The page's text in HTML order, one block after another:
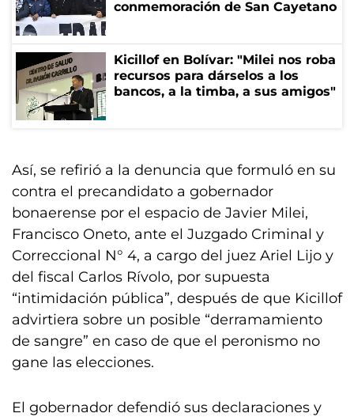
conmemoración de San Cayetano
Kicillof en Bolívar: "Milei nos roba
recursos para dárselos a los
bancos, a la timba, a sus amigos"
Así, se refirió a la denuncia que formuló en su
contra el precandidato a gobernador
bonaerense por el espacio de Javier Milei,
Francisco Oneto, ante el Juzgado Criminal y
Correccional N° 4, a cargo del juez Ariel Lijo y
del fiscal Carlos Rívolo, por supuesta
“intimidación pública”, después de que Kicillof
advirtiera sobre un posible “derramamiento
de sangre” en caso de que el peronismo no
gane las elecciones.
El gobernador defendió sus declaraciones y